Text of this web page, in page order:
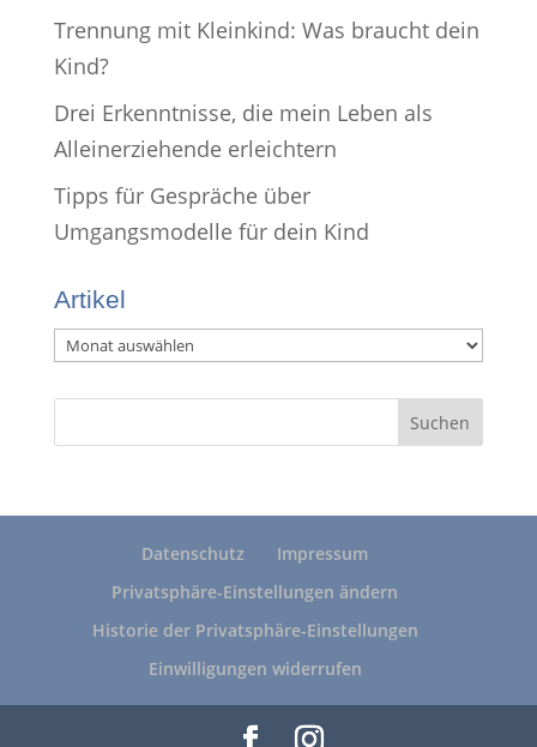
Trennung mit Kleinkind: Was braucht dein
Kind?
Drei Erkenntnisse, die mein Leben als
Alleinerziehende erleichtern
Tipps für Gespräche über
Umgangsmodelle für dein Kind
Artikel
Artikel
Datenschutz
Impressum
Privatsphäre-Einstellungen ändern
Historie der Privatsphäre-Einstellungen
Einwilligungen widerrufen